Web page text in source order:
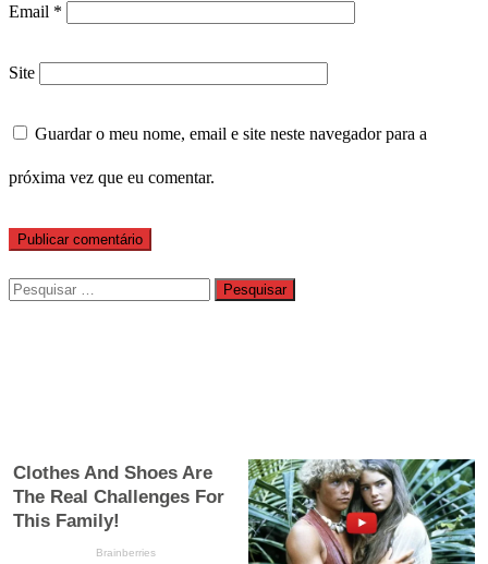
Email *
Site
Guardar o meu nome, email e site neste navegador para a
próxima vez que eu comentar.
Pesquisar
por: